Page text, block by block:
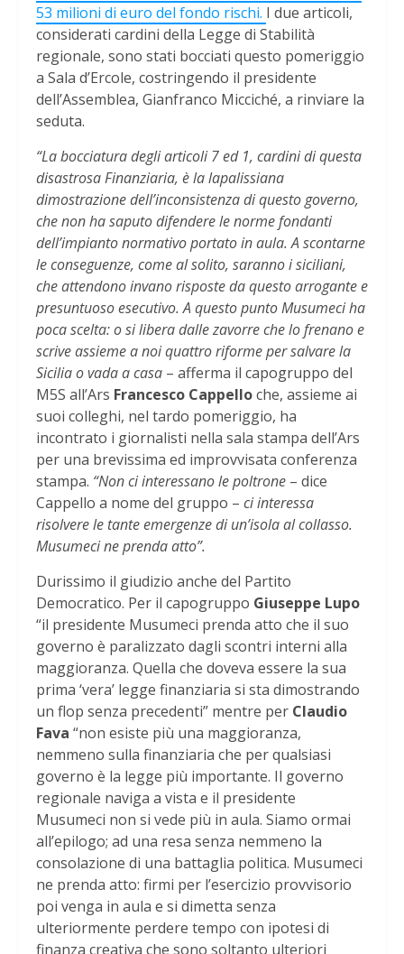
53 milioni di euro del fondo rischi. I due articoli,
considerati cardini della Legge di Stabilità
regionale, sono stati bocciati questo pomeriggio
a Sala d’Ercole, costringendo il presidente
dell’Assemblea, Gianfranco Micciché, a rinviare la
seduta.
“La bocciatura degli articoli 7 ed 1, cardini di questa
disastrosa Finanziaria, è la lapalissiana
dimostrazione dell’inconsistenza di questo governo,
che non ha saputo difendere le norme fondanti
dell’impianto normativo portato in aula. A scontarne
le conseguenze, come al solito, saranno i siciliani,
che attendono invano risposte da questo arrogante e
presuntuoso esecutivo. A questo punto Musumeci ha
poca scelta: o si libera dalle zavorre che lo frenano e
scrive assieme a noi quattro riforme per salvare la
Sicilia o vada a casa – afferma il capogruppo del
M5S all’Ars Francesco Cappelloche, assieme ai
suoi colleghi, nel tardo pomeriggio, ha
incontrato i giornalisti nella sala stampa dell’Ars
per una brevissima ed improvvisata conferenza
stampa. “Non ci interessano le poltrone – dice
Cappello a nome del gruppo – ci interessa
risolvere le tante emergenze di un’isola al collasso.
Musumeci ne prenda atto”.
Durissimo il giudizio anche del Partito
Democratico. Per il capogruppo Giuseppe Lupo
“il presidente Musumeci prenda atto che il suo
governo è paralizzato dagli scontri interni alla
maggioranza. Quella che doveva essere la sua
prima ‘vera’ legge finanziaria si sta dimostrando
un flop senza precedenti” mentre per Claudio
Fava “non esiste più una maggioranza,
nemmeno sulla finanziaria che per qualsiasi
governo è la legge più importante. Il governo
regionale naviga a vista e il presidente
Musumeci non si vede più in aula. Siamo ormai
all’epilogo; ad una resa senza nemmeno la
consolazione di una battaglia politica. Musumeci
ne prenda atto: firmi per l’esercizio provvisorio
poi venga in aula e si dimetta senza
ulteriormente perdere tempo con ipotesi di
finanza creativa che sono soltanto ulteriori